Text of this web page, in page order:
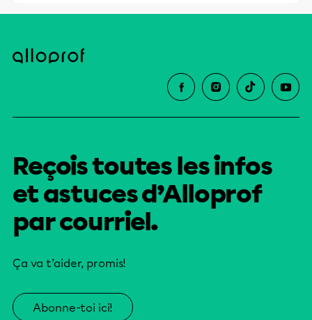
Reçois toutes les infos
et astuces d’Alloprof
par courriel.
Ça va t’aider, promis!
Abonne-toi ici!